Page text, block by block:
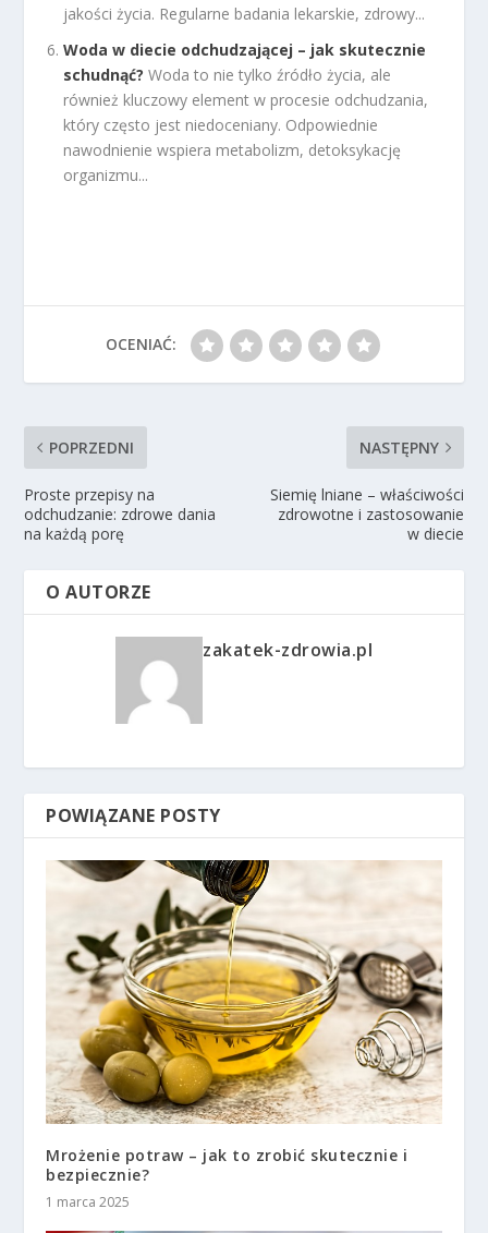
jakości życia. Regularne badania lekarskie, zdrowy...
Woda w diecie odchudzającej – jak skutecznie
schudnąć? Woda to nie tylko źródło życia, ale
również kluczowy element w procesie odchudzania,
który często jest niedoceniany. Odpowiednie
nawodnienie wspiera metabolizm, detoksykację
organizmu...
OCENIAĆ:
POPRZEDNI
Proste przepisy na
odchudzanie: zdrowe dania
na każdą porę
NASTĘPNY
Siemię lniane – właściwości
zdrowotne i zastosowanie
w diecie
O AUTORZE
zakatek-zdrowia.pl
POWIĄZANE POSTY
Mrożenie potraw – jak to zrobić skutecznie i
bezpiecznie?
1 marca 2025